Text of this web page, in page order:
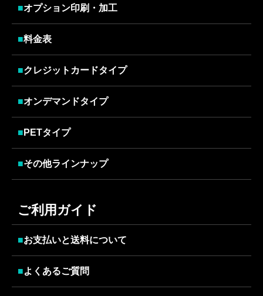
■オプション印刷・加工
■料金表
■クレジットカードタイプ
■オンデマンドタイプ
■ PETタイプ
■その他ラインナップ
ご利用ガイド
■お支払いと送料について
■よくあるご質問